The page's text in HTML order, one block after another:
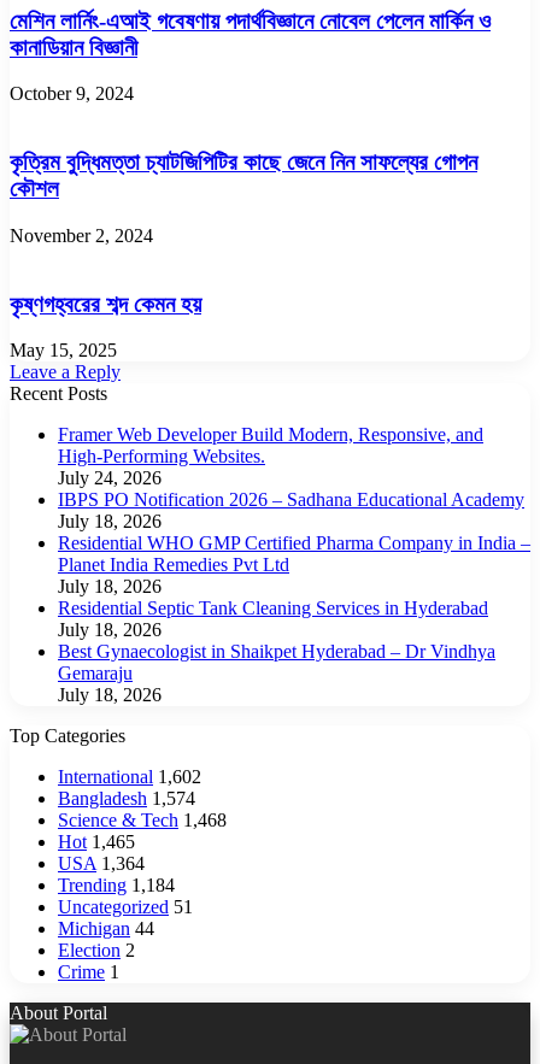
মেশিন লার্নিং-এআই গবেষণায় পদার্থবিজ্ঞানে নোবেল পেলেন মার্কিন ও
কানাডিয়ান বিজ্ঞানী
October 9, 2024
কৃত্রিম বুদ্ধিমত্তা চ্যাটজিপিটির কাছে জেনে নিন সাফল্যের গোপন
কৌশল
November 2, 2024
কৃষ্ণগহ্বরের শব্দ কেমন হয়
May 15, 2025
Leave a Reply
Recent Posts
Framer Web Developer Build Modern, Responsive, and
High-Performing Websites.
July 24, 2026
IBPS PO Notification 2026 – Sadhana Educational Academy
July 18, 2026
Residential WHO GMP Certified Pharma Company in India –
Planet India Remedies Pvt Ltd
July 18, 2026
Residential Septic Tank Cleaning Services in Hyderabad
July 18, 2026
Best Gynaecologist in Shaikpet Hyderabad – Dr Vindhya
Gemaraju
July 18, 2026
Top Categories
International 1,602
Bangladesh 1,574
Science & Tech 1,468
Hot 1,465
USA 1,364
Trending 1,184
Uncategorized 51
Michigan 44
Election 2
Crime 1
About Portal